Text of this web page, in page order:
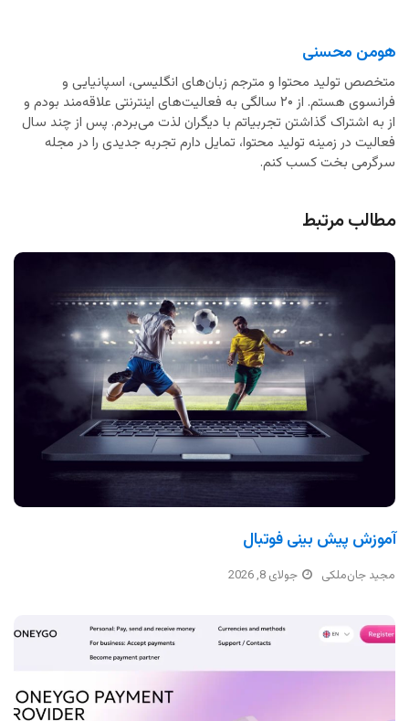
هومن محسنی
متخصص تولید محتوا و مترجم زبان‌های انگلیسی، اسپانیایی و
فرانسوی هستم. از ۲۰ سالگی به فعالیت‌های اینترنتی علاقه‌مند بودم و
از به اشتراک گذاشتن تجربیاتم با دیگران لذت می‌بردم. پس از چند سال
فعالیت در زمینه تولید محتوا، تمایل دارم تجربه جدیدی را در مجله
سرگرمی بخت کسب کنم.
مطالب مرتبط
آموزش پیش بینی فوتبال
مجید جان‌ملکی جولای 8, 2026